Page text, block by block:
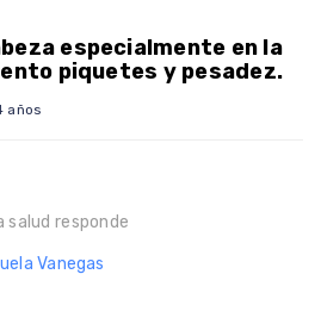
especialmente en la
piquetes y pesadez.
años
salud responde
Vanegas